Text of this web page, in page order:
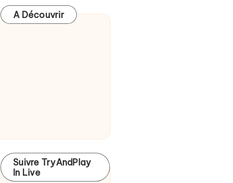
A Découvrir
Suivre TryAndPlay
In Live